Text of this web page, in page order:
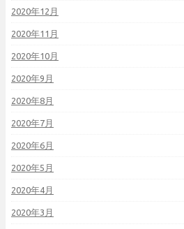
2020年12月
2020年11月
2020年10月
2020年9月
2020年8月
2020年7月
2020年6月
2020年5月
2020年4月
2020年3月